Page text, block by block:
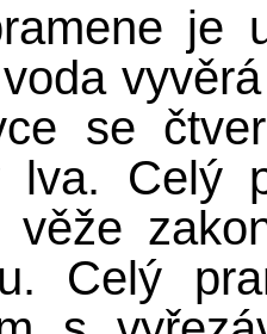
je
se
lva. Celý
věže
Celý